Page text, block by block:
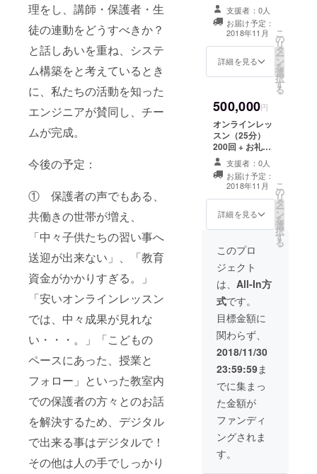
理をし、講師・保護者・生
徒の連動をどうすべきか？
と話しあいを重ね、システ
ム構築をと考えているとき
に、私たちの活動を知った
エンジニアが賛同し、チー
ムが完成。
今後の予定：
① 保護者の声でもある、
共働きの世帯が増え、
「中々子供たちの習い事へ
送迎が出来ない」、「教育
資金がかかりすぎる。」
「安いオンラインレッスン
では、中々成果が見れな
い・・・。」「こどもの
ペースにあった、授業と
フォロー」といった教室内
での保護者の方々とのお話
を解決するため、デジタル
で出来る事はデジタルで！
その他は人の手でしっかり
セージ OR（ま
たは） Kids
Camp 参加費1
名分 3% OFF +
お礼のメッセー
ジ
支援者：0人
お届け予定：
2018年11月
詳細を見る
こ
の
リ
タ
ー
ン
を
選
択
す
る
500,000円
オンラインレッ
スン（25分）
200回 + お礼の
メッセージ
OR（または）
Kids Camp 参加
費1名分 30%
OFF + お礼の
メッセージ
支援者：0人
お届け予定：
2018年11月
詳細を見る
こ
の
リ
タ
ー
ン
を
選
択
す
る
このプロ
ジェクト
は、 All-In方
式です。
目標金額に
関わらず、
2018/11/30
23:59:59ま
でに集まっ
た金額が
ファンディ
ングされま
す。